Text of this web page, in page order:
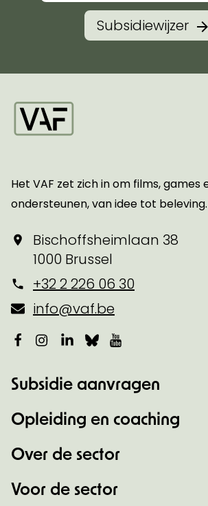
Subsidiewijzer
Het VAF zet zich in om films, games
ondersteunen, van idee tot beleving.
Bischoffsheimlaan 38
1000 Brussel
+32 2 226 06 30
info@vaf.be
Facebook
Instagram
LinkedIn
Bluesky
Subsidie aanvragen
Opleiding en coaching
Over de sector
Voor de sector